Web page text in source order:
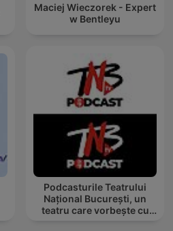
Maciej Wieczorek - Expert
w Bentleyu
Podcasturile Teatrului
Național București, un
teatru care vorbește cu